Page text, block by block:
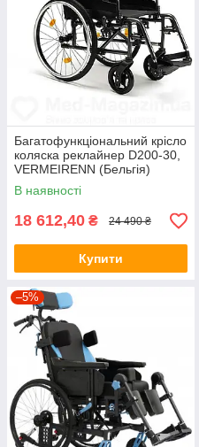
Багатофункціональний крісло
коляска реклайнер D200-30,
VERMEIRENN (Бельгія)
В наявності
18 612,40 ₴ 24 490 ₴
Купити
–5%